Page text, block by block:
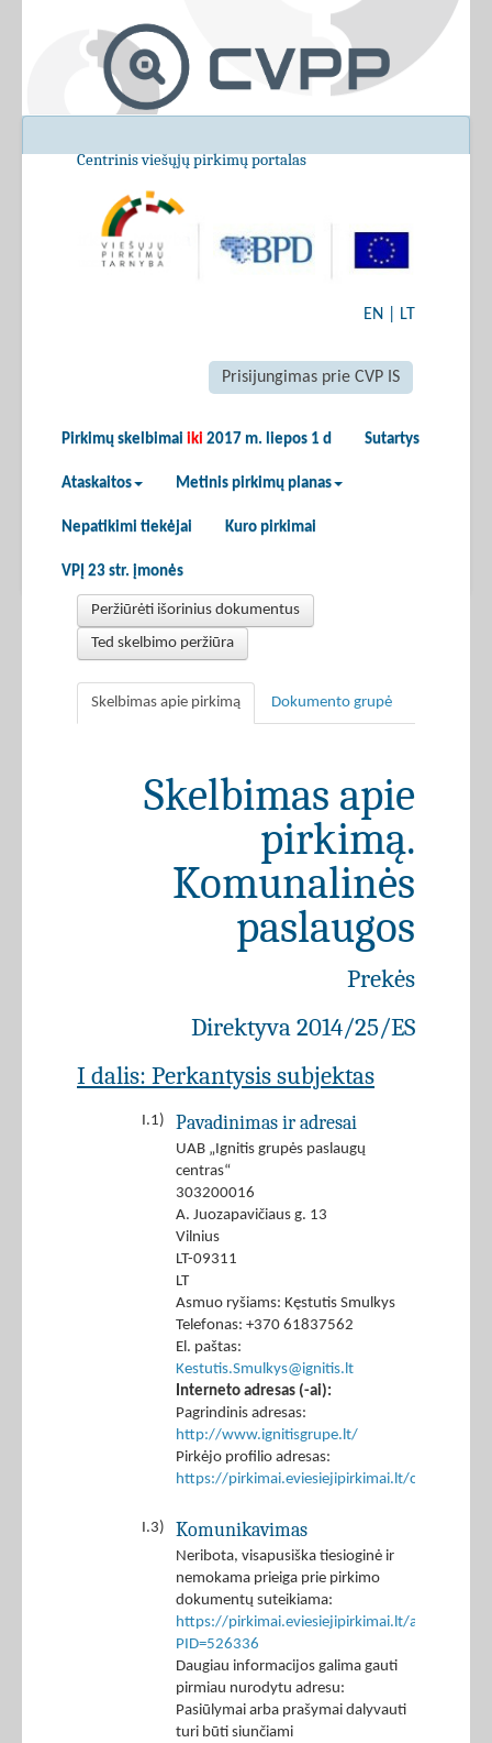
Centrinis viešųjų pirkimų portalas
EN LT
Prisijungimas prie CVP IS
Pirkimų skelbimai iki 2017 m. liepos 1 d Sutartys
Ataskaitos Metinis pirkimų planas
Nepatikimi tiekėjai Kuro pirkimai
VPĮ 23 str. įmonės
Peržiūrėti išorinius dokumentus
Ted skelbimo peržiūra
Skelbimas apie pirkimą Dokumento grupė
Skelbimas apie
pirkimą.
Komunalinės
paslaugos
Prekės
Direktyva 2014/25/ES
I dalis: Perkantysis subjektas
I.1) Pavadinimas ir adresai
UAB „Ignitis grupės paslaugų
centras“
303200016
A. Juozapavičiaus g. 13
Vilnius
LT-09311
LT
Asmuo ryšiams: Kęstutis Smulkys
Telefonas: +370 61837562
El. paštas:
Kestutis.Smulkys@ignitis.lt
Interneto adresas (-ai):
Pagrindinis adresas:
http://www.ignitisgrupe.lt/
Pirkėjo profilio adresas:
https://pirkimai.eviesiejipirkimai.lt/ctm/
I.3) Komunikavimas
Neribota, visapusiška tiesioginė ir
nemokama prieiga prie pirkimo
dokumentų suteikiama:
https://pirkimai.eviesiejipirkimai.lt/app/rfq/
PID=526336
Daugiau informacijos galima gauti
pirmiau nurodytu adresu:
Pasiūlymai arba prašymai dalyvauti
turi būti siunčiami